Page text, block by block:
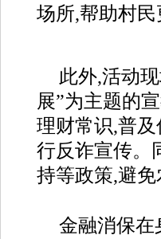
场所,帮助村
此外,活动
展”为主题的
理财常识,普
行反诈宣传。
持等政策,避
金融消保在